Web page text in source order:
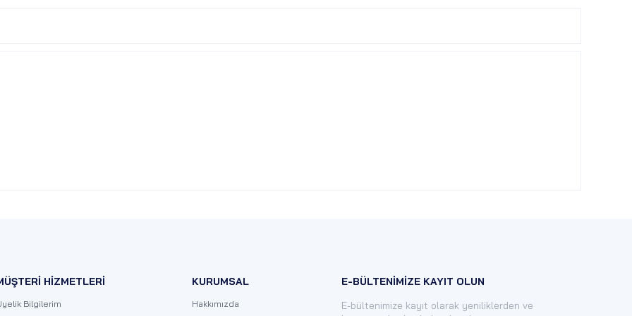
HİZMETLERİ
Bilgilerim
KURUMSAL
Hakkımızda
E-BÜLTENİMİZE KAYIT OLUN
E-bültenimize kayıt olarak yeniliklerden ve